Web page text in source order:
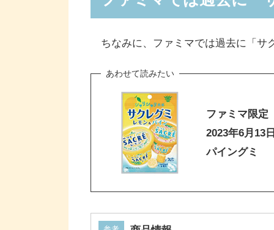
ちなみに、ファミマでは過去に「サ
ファミマ限定
2023年6月13
パイングミ